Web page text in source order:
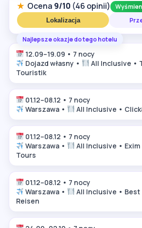
★ Ocena 9/10 (46 opinii)
Lokalizacja
Najlepsze okazje do tego hotelu
12.09–19.09 • 7 nocy
Dojazd własny •
All Inclusive •
Touristik
01.12–08.12 • 7 nocy
Warszawa •
All Inclusive •
01.12–08.12 • 7 nocy
Warszawa •
All Inclusive • Exim
Tours
01.12–08.12 • 7 nocy
Warszawa •
All Inclusive • Best
Reisen